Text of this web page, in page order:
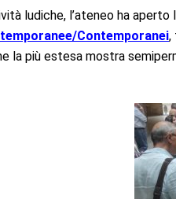
ludiche, l’ateneo ha
Contemporanei,
la più estesa mostra